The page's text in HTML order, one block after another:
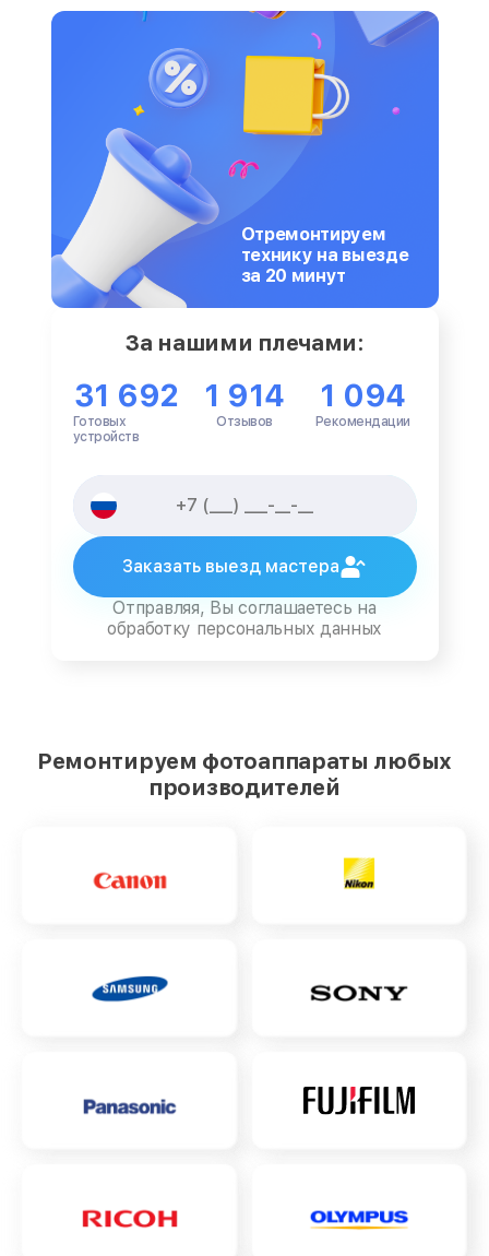
Отремонтируем
технику на выезде
за 20 минут
За нашими плечами:
31 692
Готовых
устройств
1 914
Отзывов
1 094
Рекомендации
Заказать выезд мастера
Отправляя, Вы соглашаетесь на
обработку персональных данных
Ремонтируем фотоаппараты любых
производителей